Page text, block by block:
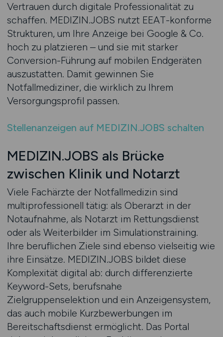
Vertrauen durch digitale Professionalität zu
schaffen. MEDIZIN.JOBS nutzt EEAT-konforme
Strukturen, um Ihre Anzeige bei Google & Co.
hoch zu platzieren – und sie mit starker
Conversion-Führung auf mobilen Endgeräten
auszustatten. Damit gewinnen Sie
Notfallmediziner, die wirklich zu Ihrem
Versorgungsprofil passen.
Stellenanzeigen auf MEDIZIN.JOBS schalten
MEDIZIN.JOBS als Brücke
zwischen Klinik und Notarzt
Viele Fachärzte der Notfallmedizin sind
multiprofessionell tätig: als Oberarzt in der
Notaufnahme, als Notarzt im Rettungsdienst
oder als Weiterbilder im Simulationstraining.
Ihre beruflichen Ziele sind ebenso vielseitig wie
ihre Einsätze. MEDIZIN.JOBS bildet diese
Komplexität digital ab: durch differenzierte
Keyword-Sets, berufsnahe
Zielgruppenselektion und ein Anzeigensystem,
das auch mobile Kurzbewerbungen im
Bereitschaftsdienst ermöglicht. Das Portal